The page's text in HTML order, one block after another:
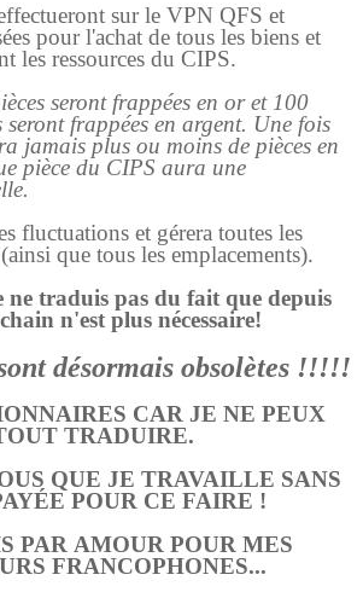
sur le VPN QFS et
pour l'achat de tous les biens et
les ressources du CIPS.
seront frappées en or et 100
seront frappées en argent. Une fois
jamais plus ou moins de pièces en
pièce du CIPS aura une
fluctuations et gérera toutes les
que tous les emplacements).
ne traduis pas du fait que depuis
n'est plus nécessaire!
désormais obsolètes !!!!!
CAR JE NE PEUX
TRADUIRE.
QUE JE TRAVAILLE SANS
POUR CE FAIRE !
PAR AMOUR POUR MES
FRANCOPHONES...